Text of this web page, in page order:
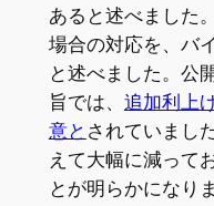
あると述べました
場合の対応を、バ
と述べました。公
旨では、 追加利上
意と されていまし
えて大幅に減って
とが明らかになり